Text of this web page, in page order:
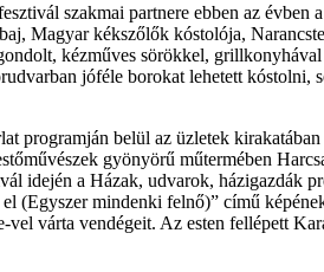
szakmai partnere ebben az
Magyar kékszőlők kóstolója,
kézműves sörökkel,
jóféle borokat lehetett kóstolni,
programján belül az üzletek
gyönyörű műtermében
idején a Házak, udvarok, házigazdák
(Egyszer mindenki felnő)” című
várta vendégeit. Az esten fellépett